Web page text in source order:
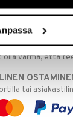
päivänä
HINNAT
varastoomme
olla varma, että
tai